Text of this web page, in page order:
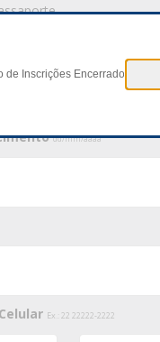
dd/mm/aaaa
Ex.: 22 22222-2222
de Inscrições Encerrado